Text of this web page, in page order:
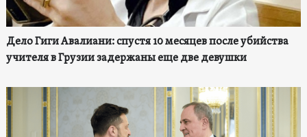
Дело Гиги Авалиани: спустя 10 месяцев после убийства
учителя в Грузии задержаны еще две девушки